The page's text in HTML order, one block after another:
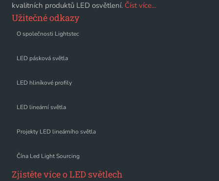
kvalitních produktů LED osvětlení. Číst více...
Užitečné odkazy
O společnosti Lightstec
LED pásková světla
LED hliníkové profily
LED lineární světla
Projekty LED lineárního světla
Čína Led Light Sourcing
Zjistěte více o LED světlech